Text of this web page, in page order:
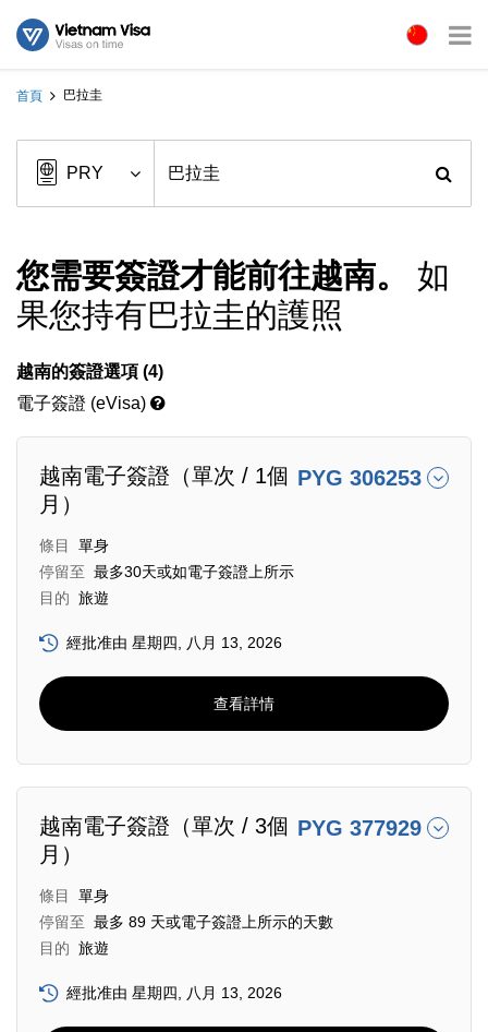
首頁 巴拉圭
您需要簽證才能前往越南。
如
果您持有巴拉圭的護照
越南的簽證選項 (4)
電子簽證 (eVisa)
越南電子簽證（單次 / 1個
月）
PYG 306253
條目
單身
停留至 最多30天或如電子簽證上所示
目的 旅遊
經批准由 星期四, 八月 13, 2026
查看詳情
越南電子簽證（單次 / 3個
月）
PYG 377929
條目
單身
停留至 最多 89 天或電子簽證上所示的天數
目的 旅遊
經批准由 星期四, 八月 13, 2026